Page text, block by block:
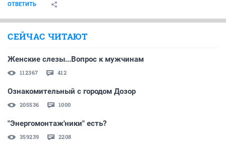
ОТВЕТИТЬ
СЕЙЧАС ЧИТАЮТ
Женские слезы...Вопрос к мужчинам
112367 412
Ознакомительный с городом Дозор
205536 1000
"Энергомонтаж'ники" есть?
359239 2208